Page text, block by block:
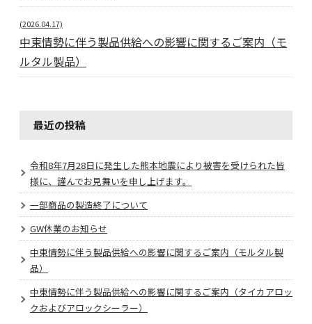
(2026.04.17)
中東情勢に伴う製品供給への影響に関するご案内（モ
ルタル製品）
最近の投稿
令和8年7月28日に発生した熊本地震により被害を受けられた皆
様に、謹んでお見舞いを申し上げます。
一部商品の製造終了について
GW休業のお知らせ
中東情勢に伴う製品供給への影響に関するご案内（モルタル製
品）
中東情勢に伴う製品供給への影響に関するご案内（タイカアロッ
クおよびアロックシーラー）